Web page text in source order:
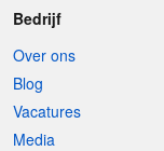
Bedrijf
Over ons
Blog
Vacatures
Media